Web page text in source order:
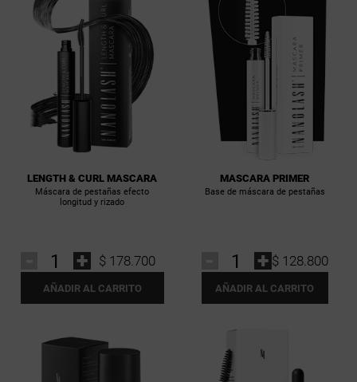
LENGTH & CURL MASCARA
Máscara de pestañas efecto
longitud y rizado
$ 178.700
+
AÑADIR AL CARRITO
MASCARA PRIMER
Base de máscara de pestañas
$ 128.800
+
AÑADIR AL CARRITO